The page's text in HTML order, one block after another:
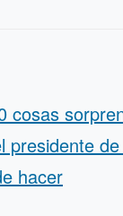
cosas
presidente
hacer